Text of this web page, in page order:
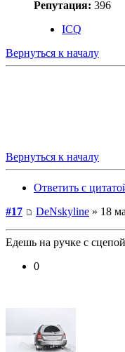
Репутация: 396
ICQ
Вернуться к началу
Вернуться к началу
Ответить с
#17
DeNskyline » 18
Едешь на ручке с
0